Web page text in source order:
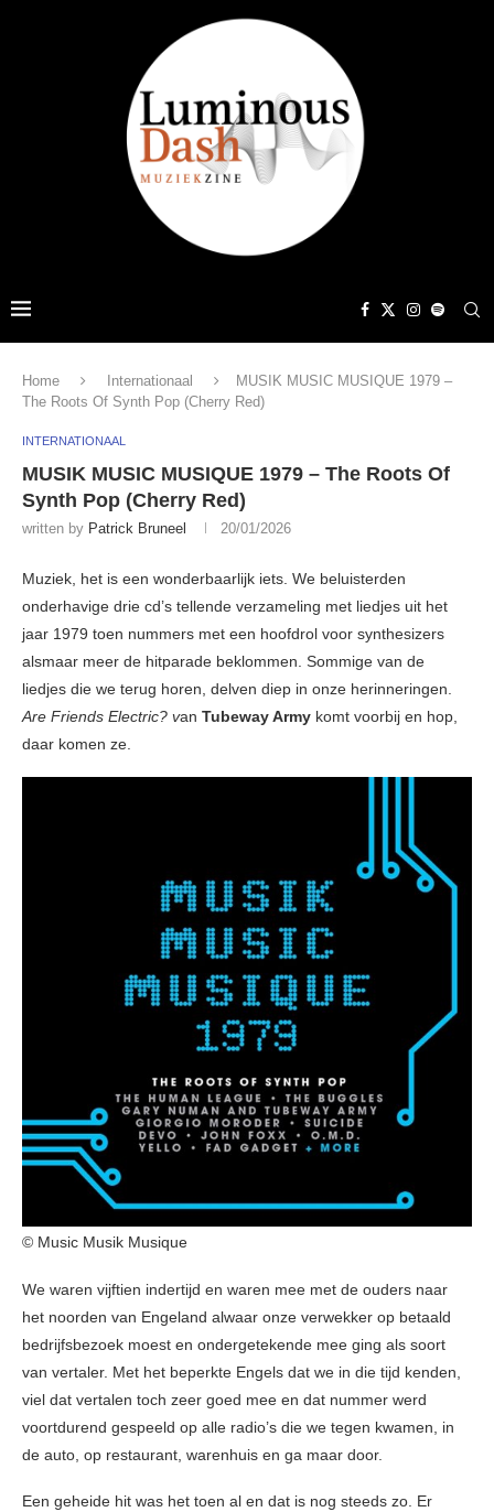
Home Internationaal
MUSIK MUSIC MUSIQUE 1979 –
The Roots Of Synth Pop (Cherry Red)
INTERNATIONAAL
MUSIK MUSIC MUSIQUE 1979 – The Roots Of
Synth Pop (Cherry Red)
written by Patrick Bruneel 20/01/2026
Muziek, het is een wonderbaarlijk iets. We beluisterden
onderhavige drie cd’s tellende verzameling met liedjes uit het
jaar 1979 toen nummers met een hoofdrol voor synthesizers
alsmaar meer de hitparade beklommen. Sommige van de
liedjes die we terug horen, delven diep in onze herinneringen.
Are Friends Electric? van Tubeway Army komt voorbij en hop,
daar komen ze.
© Music Musik Musique
We waren vijftien indertijd en waren mee met de ouders naar
het noorden van Engeland alwaar onze verwekker op betaald
bedrijfsbezoek moest en ondergetekende mee ging als soort
van vertaler. Met het beperkte Engels dat we in die tijd kenden,
viel dat vertalen toch zeer goed mee en dat nummer werd
voortdurend gespeeld op alle radio’s die we tegen kwamen, in
de auto, op restaurant, warenhuis en ga maar door.
Een geheide hit was het toen al en dat is nog steeds zo. Er